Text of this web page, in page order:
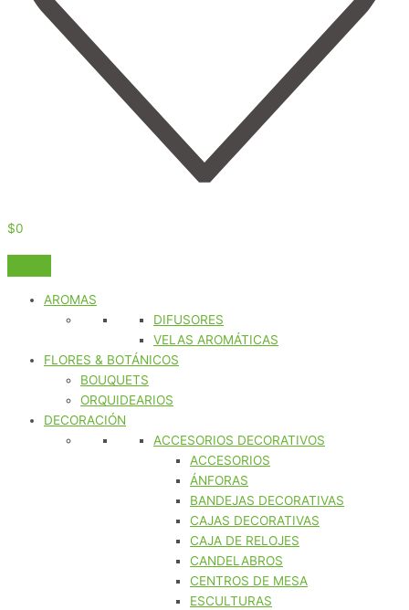
$0
AROMAS
DIFUSORES
VELAS AROMÁTICAS
FLORES & BOTÁNICOS
BOUQUETS
ORQUIDEARIOS
DECORACIÓN
ACCESORIOS DECORATIVOS
ACCESORIOS
ÁNFORAS
BANDEJAS DECORATIVAS
CAJAS DECORATIVAS
CAJA DE RELOJES
CANDELABROS
CENTROS DE MESA
ESCULTURAS